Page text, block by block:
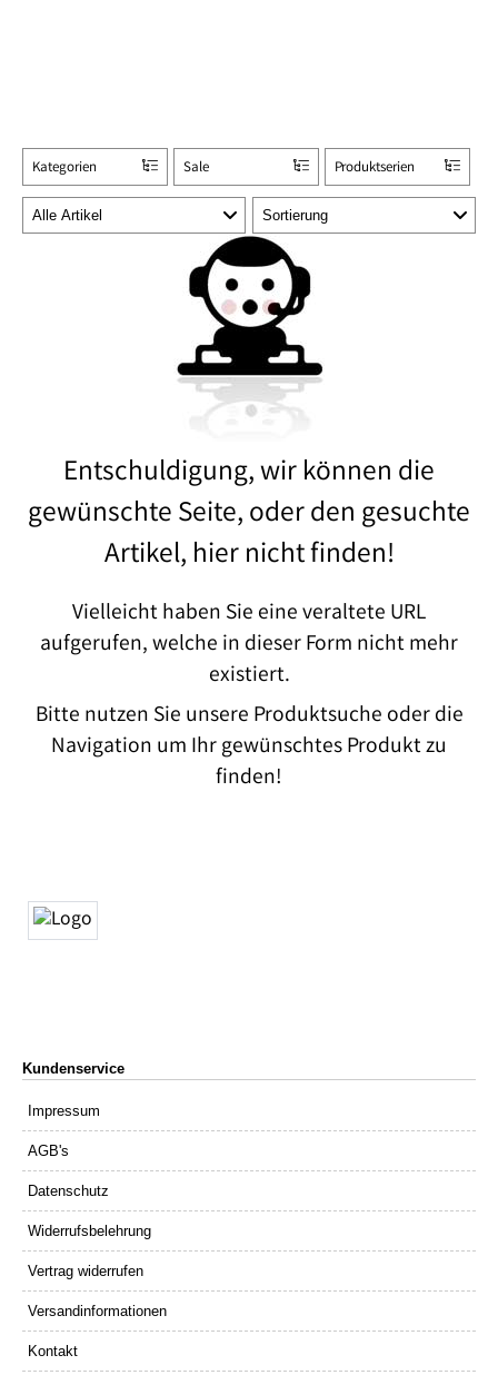
Kategorien Sale Produktserien
Entschuldigung, wir können die
gewünschte Seite, oder den gesuchte
Artikel, hier nicht finden!
Vielleicht haben Sie eine veraltete URL
aufgerufen, welche in dieser Form nicht mehr
existiert.
Bitte nutzen Sie unsere Produktsuche oder die
Navigation um Ihr gewünschtes Produkt zu
finden!
Kundenservice
Impressum
AGB's
Datenschutz
Widerrufsbelehrung
Vertrag widerrufen
Versandinformationen
Kontakt